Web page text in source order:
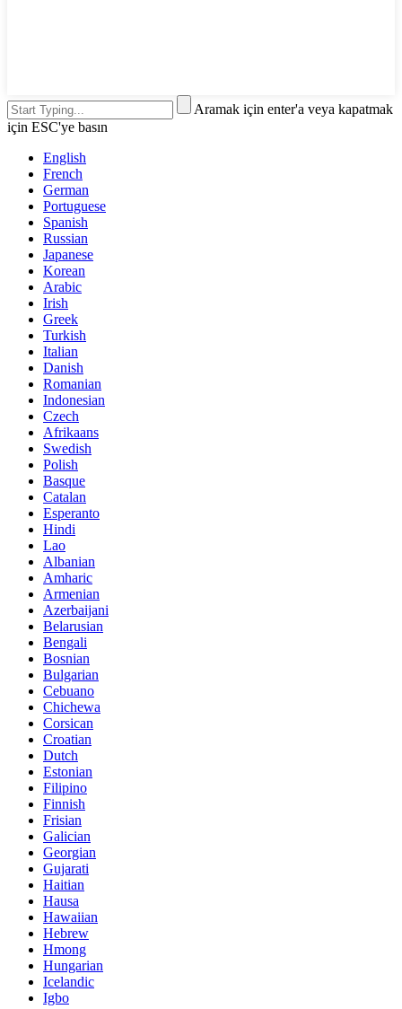
Aramak için enter'a veya kapatmak
için ESC'ye basın
English
French
German
Portuguese
Spanish
Russian
Japanese
Korean
Arabic
Irish
Greek
Turkish
Italian
Danish
Romanian
Indonesian
Czech
Afrikaans
Swedish
Polish
Basque
Catalan
Esperanto
Hindi
Lao
Albanian
Amharic
Armenian
Azerbaijani
Belarusian
Bengali
Bosnian
Bulgarian
Cebuano
Chichewa
Corsican
Croatian
Dutch
Estonian
Filipino
Finnish
Frisian
Galician
Georgian
Gujarati
Haitian
Hausa
Hawaiian
Hebrew
Hmong
Hungarian
Icelandic
Igbo